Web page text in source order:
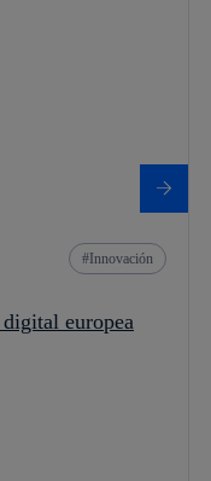
Innovación
europea